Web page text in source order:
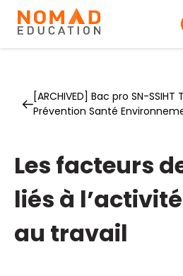
[ARCHIVED] Bac pro SN-SSIHT
Prévention Santé
Les facteurs
liés à
au travail